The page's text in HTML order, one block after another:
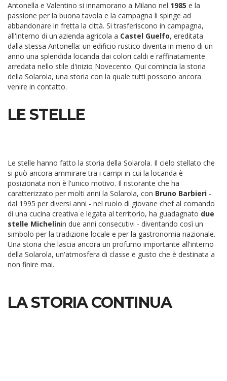
Antonella e Valentino si innamorano a Milano nel 1985 e la
passione per la buona tavola e la campagna li spinge ad
abbandonare in fretta la città. Si trasferiscono in campagna,
all'interno di un'azienda agricola a Castel Guelfo, ereditata
dalla stessa Antonella: un edificio rustico diventa in meno di un
anno una splendida locanda dai colori caldi e raffinatamente
arredata nello stile d'inizio Novecento. Qui comincia la storia
della Solarola, una storia con la quale tutti possono ancora
venire in contatto.
LE STELLE
Le stelle hanno fatto la storia della Solarola. Il cielo stellato che
si può ancora ammirare tra i campi in cui la locanda è
posizionata non è l'unico motivo. Il ristorante che ha
caratterizzato per molti anni la Solarola, con Bruno Barbieri -
dal 1995 per diversi anni - nel ruolo di giovane chef al comando
di una cucina creativa e legata al territorio, ha guadagnato due
stelle Michelinin due anni consecutivi - diventando così un
simbolo per la tradizione locale e per la gastronomia nazionale.
Una storia che lascia ancora un profumo importante all'interno
della Solarola, un'atmosfera di classe e gusto che è destinata a
non finire mai.
LA STORIA CONTINUA